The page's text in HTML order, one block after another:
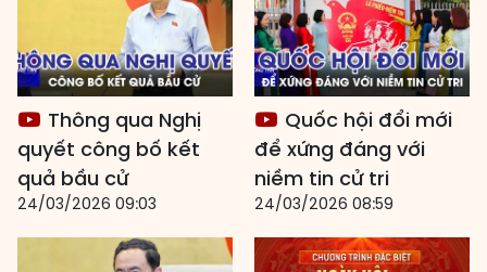
Thông qua Nghị
quyết công bố kết
quả bầu cử
24/03/2026 09:03
Quốc hội đổi mới
để xứng đáng với
niềm tin cử tri
24/03/2026 08:59